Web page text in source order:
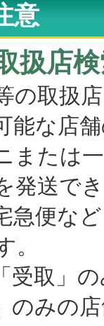
意
扱店
取扱
能な店
は一
発送で
など
。
」の
の店